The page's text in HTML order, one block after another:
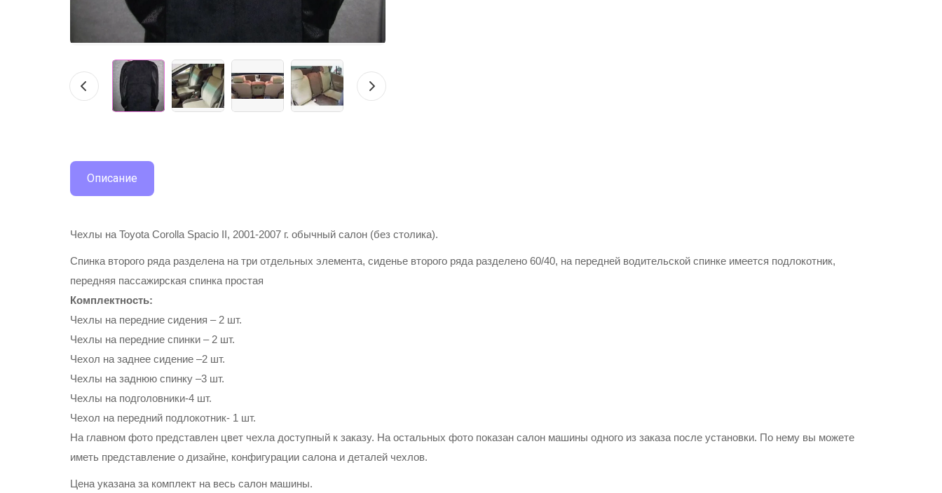
Описание
Чехлы на Toyota Corolla Spacio II, 2001-2007 г. обычный салон (без столика).
Спинка второго ряда разделена на три отдельных элемента, сиденье второго ряда разделено 60/40, на передней водительской спинке имеется подлокотник,
передняя пассажирская спинка простая
Комплектность:
Чехлы на передние сидения – 2 шт.
Чехлы на передние спинки – 2 шт.
Чехол на заднее сидение –2 шт.
Чехлы на заднюю спинку –3 шт.
Чехлы на подголовники-4 шт.
Чехол на передний подлокотник- 1 шт.
На главном фото представлен цвет чехла доступный к заказу. На остальных фото показан салон машины одного из заказа после установки. По нему вы можете
иметь представление о дизайне, конфигурации салона и деталей чехлов.
Цена указана за комплект на весь салон машины.